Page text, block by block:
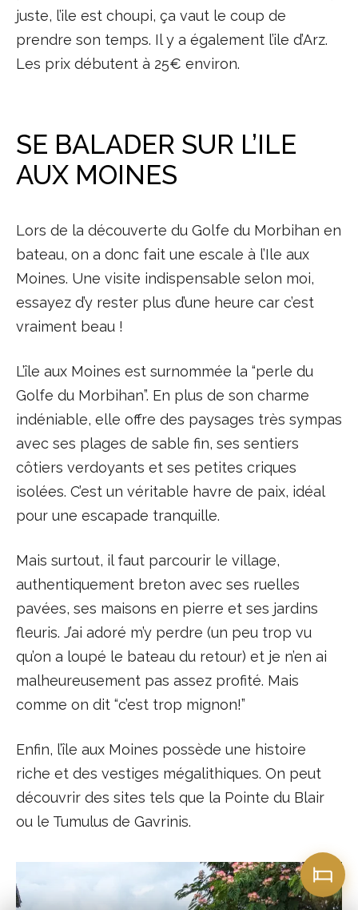
juste, l’ile est choupi, ça vaut le coup de
prendre son temps. Il y a également l’ile d’Arz.
Les prix débutent à 25€ environ.
SE BALADER SUR L’ILE
AUX MOINES
Lors de la découverte du Golfe du Morbihan en
bateau, on a donc fait une escale à l’Ile aux
Moines. Une visite indispensable selon moi,
essayez d’y rester plus d’une heure car c’est
vraiment beau !
L’île aux Moines est surnommée la “perle du
Golfe du Morbihan”. En plus de son charme
indéniable, elle offre des paysages très sympas
avec ses plages de sable fin, ses sentiers
côtiers verdoyants et ses petites criques
isolées. C’est un véritable havre de paix, idéal
pour une escapade tranquille.
Mais surtout, il faut parcourir le village,
authentiquement breton avec ses ruelles
pavées, ses maisons en pierre et ses jardins
fleuris. J’ai adoré m’y perdre (un peu trop vu
qu’on a loupé le bateau du retour) et je n’en ai
malheureusement pas assez profité. Mais
comme on dit “c’est trop mignon!”
Enfin, l’île aux Moines possède une histoire
riche et des vestiges mégalithiques. On peut
découvrir des sites tels que la Pointe du Blair
ou le Tumulus de Gavrinis.